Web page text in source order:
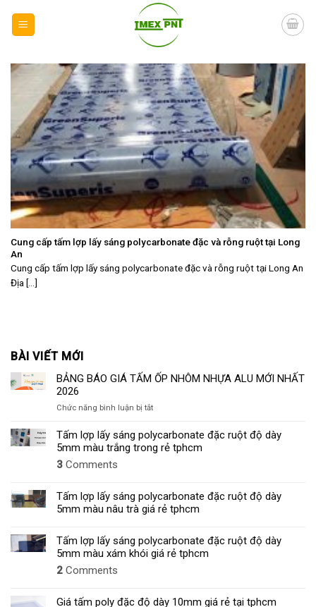
Cung cấp tấm lợp lấy sáng polycarbonate đặc và rỗng ruột tại Long
An
Cung cấp tấm lợp lấy sáng polycarbonate đặc và rỗng ruột tại Long An
Địa [...]
BÀI VIẾT MỚI
BẢNG BÁO GIÁ TẤM ỐP NHÔM NHỰA ALU MỚI NHẤT
2026
Chức năng bình luận bị tắtở
BÁO
GIÁ
TẤM
NHỰA
ALU
MỚI
2026
Tấm lợp lấy sáng polycarbonate đặc ruột độ dày
5mm màu trắng trong rẻ tphcm
3 Comments
Tấm lợp lấy sáng polycarbonate đặc ruột độ dày
5mm màu nâu trà giá rẻ tphcm
Tấm lợp lấy sáng polycarbonate đặc ruột độ dày
5mm màu xám khói giá rẻ tphcm
2 Comments
Giá tấm poly đặc độ dày 10mm giá rẻ tại tphcm